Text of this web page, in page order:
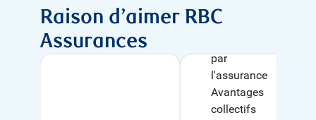
Raison d’aimer RBC
Assurances